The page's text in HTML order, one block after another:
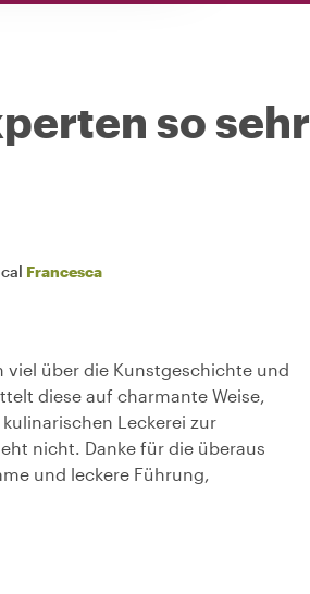
so sehr
Francesca
viel über die Kunstgeschichte und
diese auf charmante Weise,
Leckerei zur
nicht. Danke für die überaus
und leckere Führung,